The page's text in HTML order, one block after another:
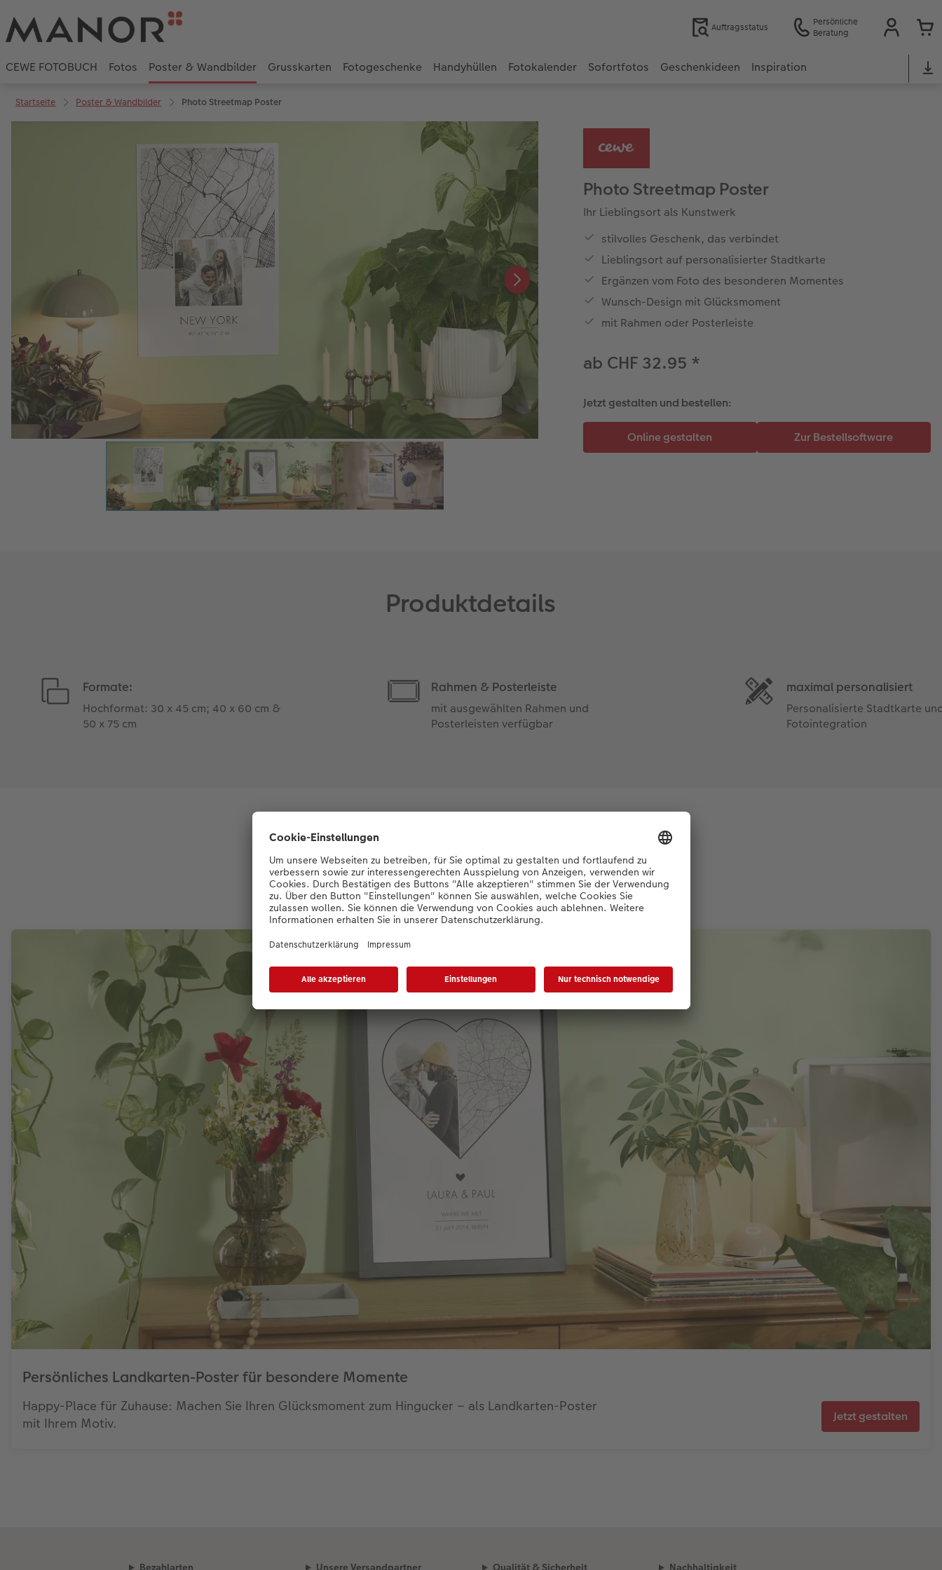
Auftragsstatus
Persönliche
Beratung
CEWE FOTOBUCH Fotos Poster & Wandbilder Grusskarten Fotogeschenke Handyhüllen Fotokalender Sofortfotos Geschenkideen Inspiration
Startseite Poster & Wandbilder Photo Streetmap Poster
Photo Streetmap Poster
Ihr Lieblingsort als Kunstwerk
stilvolles Geschenk, das verbindet
Lieblingsort auf personalisierter Stadtkarte
Ergänzen vom Foto des besonderen Momentes
Wunsch-Design mit Glücksmoment
mit Rahmen oder Posterleiste
ab CHF 32.95 *
Jetzt gestalten und bestellen:
Produktdetails
Formate:
Hochformat: 30 x 45 cm; 40 x 60 cm &
50 x 75 cm
Rahmen & Posterleiste
mit ausgewählten Rahmen und
Posterleisten verfügbar
maximal personalisiert
Personalisierte Stadtkarte
Fotointegration
Photo Streetmap Poster
Ihr Lieblingsort als Kunstwerk mit stilvollem Rahmen
Persönliches Landkarten-Poster für besondere Momente
Happy-Place für Zuhause: Machen Sie Ihren Glücksmoment zum Hingucker – als Landkarten-Poster
mit Ihrem Motiv.
Jetzt gestalten